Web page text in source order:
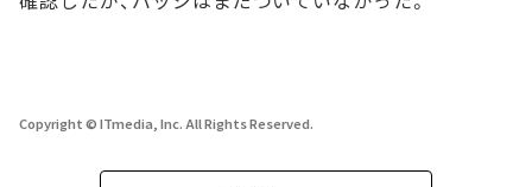
Copyright © ITmedia, Inc. All Rights Reserved.